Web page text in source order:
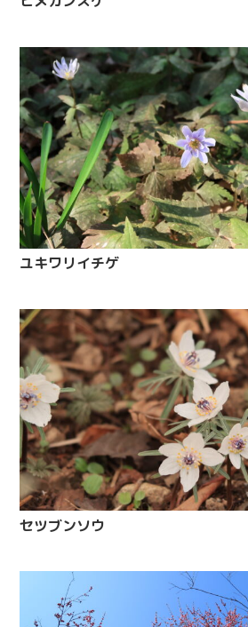
ユキワリイチゲ
セツブンソウ